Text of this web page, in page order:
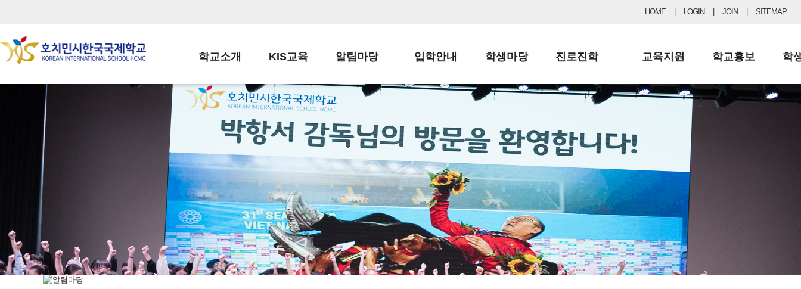
HOME LOGIN JOIN SITEMAP
학교소개
학교장인사말
학교상징
학교연혁
교직원현황
학생현황
위치/전화
전경사진
KIS교육
교육목표
학사일정
일과시간표
성과평가자료
알림마당
공지사항
납부금 안내
스쿨버스 운행 안내
급식안내
서식자료실
학부모방
정기고사 기출문제
입학안내
전-편입 서류양식
입학금/수업료
교복구입안내
학생마당
학생생활규정
학교신문
자율진로동아리
유초등 소식지
진로진학
공지사항 및 입시자료
드림레터
교육지원
행정실
학교운영위원회
학교건축기금
학교홍보
보도자료
학